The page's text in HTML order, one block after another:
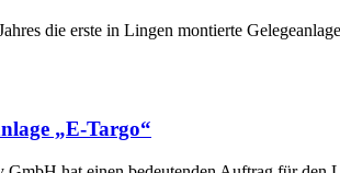
die erste in Lingen montierte
„E-Targo“